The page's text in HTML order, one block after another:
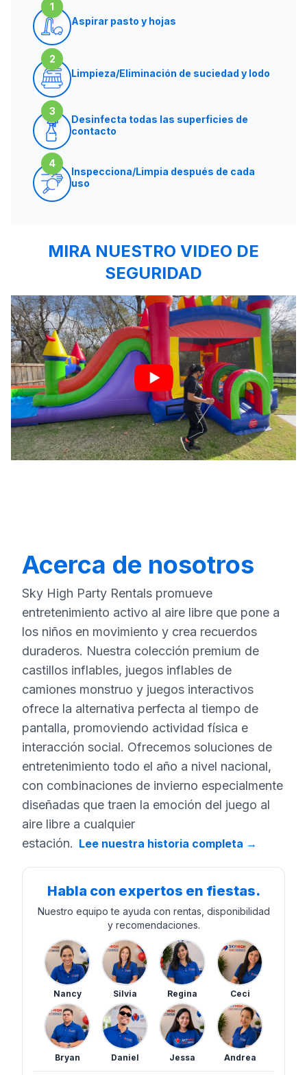
1
Aspirar pasto y hojas
2
Limpieza/Eliminación de suciedad y lodo
3
Desinfecta todas las superficies de
contacto
4
Inspecciona/Limpia después de cada
uso
MIRA NUESTRO VIDEO DE
SEGURIDAD
Acerca de nosotros
Sky High Party Rentals promueve
entretenimiento activo al aire libre que pone a
los niños en movimiento y crea recuerdos
duraderos. Nuestra colección premium de
castillos inflables, juegos inflables de
camiones monstruo y juegos interactivos
ofrece la alternativa perfecta al tiempo de
pantalla, promoviendo actividad física e
interacción social. Ofrecemos soluciones de
entretenimiento todo el año a nivel nacional,
con combinaciones de invierno especialmente
diseñadas que traen la emoción del juego al
aire libre a cualquier
estación. Lee nuestra historia completa →
Habla con expertos en fiestas.
Nuestro equipo te ayuda con rentas, disponibilidad
y recomendaciones.
Nancy Silvia Regina Ceci
Bryan Daniel Jessa Andrea